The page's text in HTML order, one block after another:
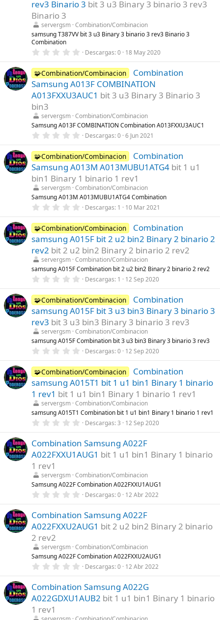
r
l
l
a
s
rev3 Binario 3 bit 3 u3 Binary 3 binario 3 rev3
Binario 3
servergsm Combination/Combinacion
samsung T387VV bit 3 u3 Binary 3 binario 3 rev3 Binario 3
Combination
0
0
0
e
s
t
r
l
l
a
)
Descargas 0 18 May 2020
🧩Combination/Combinacion
Combination
Samsung A013F COMBINATION
A013FXXU3AUC1 bit 3 u3 Binary 3 Binario 3
bin3
servergsm Combination/Combinacion
Samsung A013F COMBINATION Combination A013FXXU3AUC1
0
0
0
e
s
t
r
e
l
a
(
s
)
Descargas 0 6 Jun 2021
🧩Combination/Combinacion
Combination
Samsung A013M A013MUBU1ATG4 bit 1 u1
bin1 Binary 1 binario 1 rev1
servergsm Combination/Combinacion
Samsung A013M A013MUBU1ATG4 Combination
0
0
0
e
s
r
e
l
a
(
s
)
Descargas 1 10 Mar 2021
🧩Combination/Combinacion
Combination
samsung A015F bit 2 u2 bin2 Binary 2 binario 2
rev2 bit 2 u2 bin2 Binary 2 binario 2 rev2
servergsm Combination/Combinacion
samsung A015F Combination bit 2 u2 bin2 Binary 2 binario 2 rev2
0
0
0
e
s
r
e
l
a
(
s
)
Descargas 1 12 Sep 2020
🧩Combination/Combinacion
Combination
samsung A015F bit 3 u3 bin3 Binary 3 binario 3
rev3 bit 3 u3 bin3 Binary 3 binario 3 rev3
servergsm Combination/Combinacion
samsung A015F Combination bit 3 u3 bin3 Binary 3 binario 3 rev3
0
0
0
e
s
t
r
e
l
a
(
s
)
Descargas 0 12 Sep 2020
🧩Combination/Combinacion
Combination
samsung A015T1 bit 1 u1 bin1 Binary 1 binario
1 rev1 bit 1 u1 bin1 Binary 1 binario 1 rev1
servergsm Combination/Combinacion
samsung A015T1 Combination bit 1 u1 bin1 Binary 1 binario 1 rev1
0
0
0
e
s
e
l
a
(
s
)
Descargas 3 12 Sep 2020
Combination Samsung A022F
A022FXXU1AUG1 bit 1 u1 bin1 Binary 1 binario
1 rev1
servergsm Combination/Combinacion
Samsung A022F Combination A022FXXU1AUG1
0
0
0
e
s
e
l
a
(
s
)
Descargas 0 12 Abr 2022
Combination Samsung A022F
A022FXXU2AUG1 bit 2 u2 bin2 Binary 2 binario
2 rev2
servergsm Combination/Combinacion
Samsung A022F Combination A022FXXU2AUG1
0
0
0
e
s
Descargas 0 12 Abr 2022
Combination Samsung A022G
A022GDXU1AUB2 bit 1 u1 bin1 Binary 1 binario
1 rev1